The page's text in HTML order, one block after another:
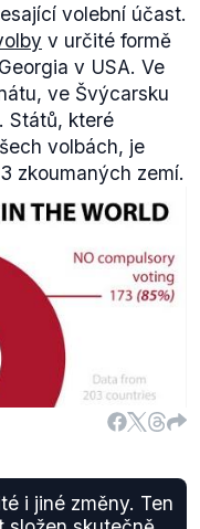
volební účast.
v určité formě
v USA. Ve
ve Švýcarsku
Států, které
volbách, je
zkoumaných zemí.
v těchto
Bolívie,
i jiné změny. Ten